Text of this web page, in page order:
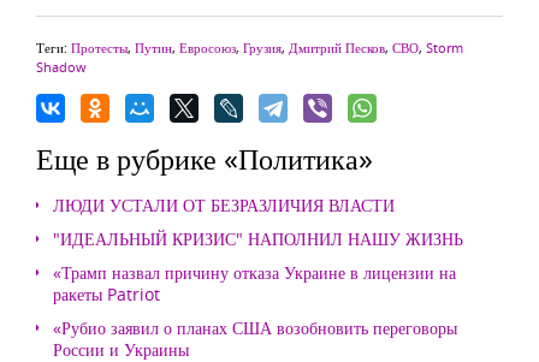
Теги: Протесты, Путин, Евросоюз, Грузия, Дмитрий Песков, СВО, Storm
Shadow
Еще в рубрике «Политика»
ЛЮДИ УСТАЛИ ОТ БЕЗРАЗЛИЧИЯ ВЛАСТИ
"ИДЕАЛЬНЫЙ КРИЗИС" НАПОЛНИЛ НАШУ ЖИЗНЬ
«Трамп назвал причину отказа Украине в лицензии на
ракеты Patriot
«Рубио заявил о планах США возобновить переговоры
России и Украины